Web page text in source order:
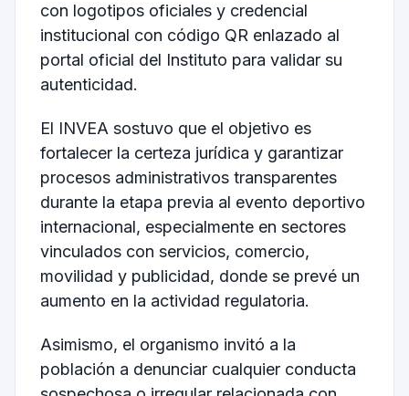
con logotipos oficiales y credencial
institucional con código QR enlazado al
portal oficial del Instituto para validar su
autenticidad.
El INVEA sostuvo que el objetivo es
fortalecer la certeza jurídica y garantizar
procesos administrativos transparentes
durante la etapa previa al evento deportivo
internacional, especialmente en sectores
vinculados con servicios, comercio,
movilidad y publicidad, donde se prevé un
aumento en la actividad regulatoria.
Asimismo, el organismo invitó a la
población a denunciar cualquier conducta